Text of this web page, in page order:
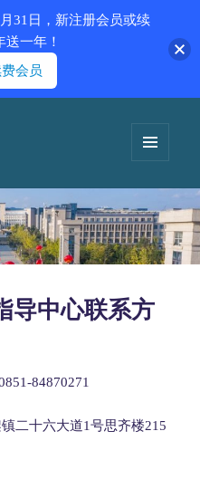
导中心联系方
84870271
二十六大道1号思齐楼215
31日，新注册会员或续
一年！
会员